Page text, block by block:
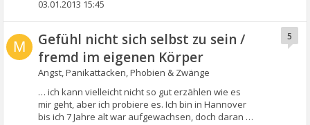
03.01.2013 15:45
M
Gefühl nicht sich selbst zu sein /
fremd im eigenen Körper
Angst, Panikattacken, Phobien & Zwänge
… ich kann vielleicht nicht so gut erzählen wie es
mir geht, aber ich probiere es. Ich bin in Hannover
bis ich 7 Jahre alt war aufgewachsen, doch daran …
5